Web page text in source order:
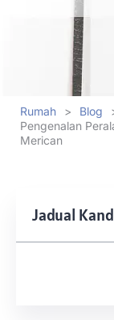
Rumah > Blog
Pengenalan
Merican
Jadual